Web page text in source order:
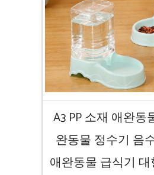
A3 PP 소재 애완동
완동물 정수기 음
애완동물 급식기